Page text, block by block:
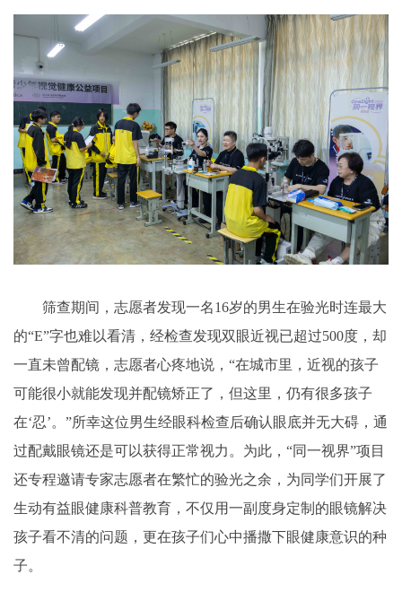
筛查期间，志愿者发现一名16岁的男生在验光时连最大
的“E”字也难以看清，经检查发现双眼近视已超过500度，却
一直未曾配镜，志愿者心疼地说，“在城市里，近视的孩子
可能很小就能发现并配镜矫正了，但这里，仍有很多孩子
在‘忍’。”所幸这位男生经眼科检查后确认眼底并无大碍，通
过配戴眼镜还是可以获得正常视力。为此，“同一视界”项目
还专程邀请专家志愿者在繁忙的验光之余，为同学们开展了
生动有益眼健康科普教育，不仅用一副度身定制的眼镜解决
孩子看不清的问题，更在孩子们心中播撒下眼健康意识的种
子。